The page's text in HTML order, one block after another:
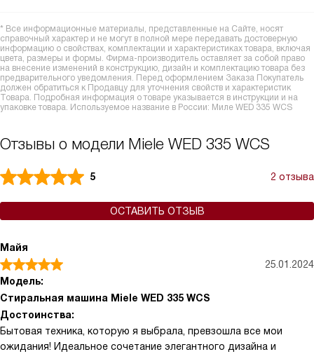
* Все информационные материалы, представленные на Сайте, носят
справочный характер и не могут в полной мере передавать достоверную
информацию о свойствах, комплектации и характеристиках товара, включая
цвета, размеры и формы. Фирма-производитель оставляет за собой право
на внесение изменений в конструкцию, дизайн и комплектацию товара без
предварительного уведомления. Перед оформлением Заказа Покупатель
должен обратиться к Продавцу для уточнения свойств и характеристик
Товара. Подробная информация о товаре указывается в инструкции и на
упаковке товара. Используемое название в России: Миле WED 335 WCS
Отзывы о модели Miele WED 335 WCS
5 2 отзыва
ОСТАВИТЬ ОТЗЫВ
Майя
25.01.2024
Модель:
Стиральная машина Miele WED 335 WCS
Достоинства:
Бытовая техника, которую я выбрала, превзошла все мои
ожидания! Идеальное сочетание элегантного дизайна и